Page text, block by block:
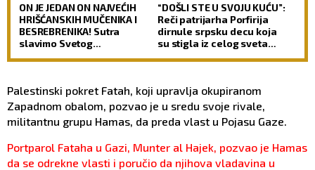
ON JE JEDAN ON NAJVEĆIH
HRIŠĆANSKIH MUČENIKA I
BESREBRENIKA! Sutra
slavimo Svetog
“DOŠLI STE U SVOJU KUĆU”:
Reči patrijarha Porfirija
dirnule srpsku decu koja
su stigla iz celog sveta
Palestinski pokret Fatah, koji upravlja okupiranom
Zapadnom obalom, pozvao je u sredu svoje rivale,
militantnu grupu Hamas, da preda vlast u Pojasu Gaze.
Portparol Fataha u Gazi, Munter al Hajek, pozvao je Hamas
da se odrekne vlasti i poručio da njihova vladavina u